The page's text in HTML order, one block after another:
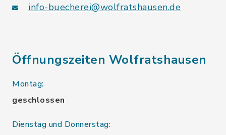
info-buecherei@wolfratshausen.de
Öffnungszeiten Wolfratshausen
Montag:
geschlossen
Dienstag und Donnerstag: